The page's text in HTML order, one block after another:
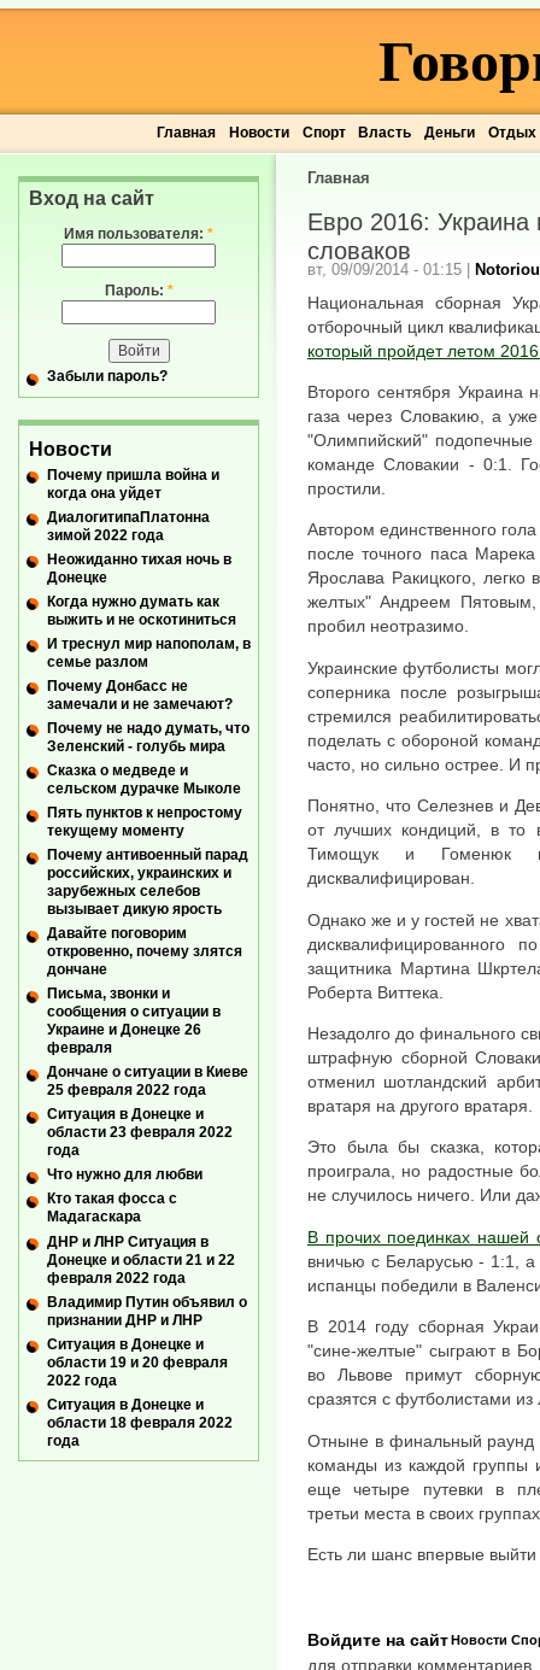
Главная Новости Спорт Власть Деньги Отдых
Главная
Евро 2016: Украина
словаков
вт, 09/09/2014 - 01:15 |
Национальная сборная
отборочный цикл
который пройдет летом
Второго сентября Украина
газа через Словакию, а
"Олимпийский"
команде Словакии - 0:1.
простили.
Автором единственного
после точного паса
Ярослава Ракицкого,
желтых" Андреем Пятовым,
пробил неотразимо.
Украинские футболисты
соперника после
стремился
поделать с обороной
часто, но сильно острее. И
Понятно, что Селезнев и
от лучших кондиций, в то
Тимощук и Гоменюк
дисквалифицирован.
Однако же и у гостей не
дисквалифицированного
защитника Мартина
Роберта Виттека.
Незадолго до финального
штрафную сборной
отменил шотландский
вратаря на другого вратаря.
Это была бы сказка,
проиграла, но радостные
не случилось ничего. Или
В прочих поединках нашей
вничью с Беларусью - 1:1,
испанцы победили в
В 2014 году сборная
"сине-желтые" сыграют в
во Львове примут
сразятся с футболистами
Отныне в финальный раунд
команды из каждой группы
еще четыре путевки в
третьи места в своих
Есть ли шанс впервые
Новости
Войдите на сайт
для отправки комментариев
Вход на сайт
Имя пользователя: *
Пароль: *
Забыли пароль?
Новости
Почему пришла война и
когда она уйдет
ДиалогитипаПлатонна
зимой 2022 года
Неожиданно тихая ночь в
Донецке
Когда нужно думать как
выжить и не оскотиниться
И треснул мир напополам, в
семье разлом
Почему Донбасс не
замечали и не замечают?
Почему не надо думать, что
Зеленский - голубь мира
Сказка о медведе и
сельском дурачке Мыколе
Пять пунктов к непростому
текущему моменту
Почему антивоенный парад
российских, украинских и
зарубежных селебов
вызывает дикую ярость
Давайте поговорим
откровенно, почему злятся
дончане
Письма, звонки и
сообщения о ситуации в
Украине и Донецке 26
февраля
Дончане о ситуации в Киеве
25 февраля 2022 года
Ситуация в Донецке и
области 23 февраля 2022
года
Что нужно для любви
Кто такая фосса с
Мадагаскара
ДНР и ЛНР Ситуация в
Донецке и области 21 и 22
февраля 2022 года
Владимир Путин объявил о
признании ДНР и ЛНР
Ситуация в Донецке и
области 19 и 20 февраля
2022 года
Ситуация в Донецке и
области 18 февраля 2022
года